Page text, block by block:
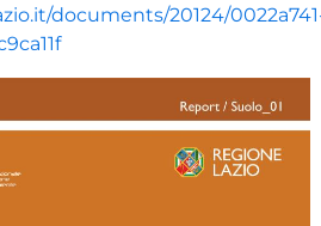
documents/20124/